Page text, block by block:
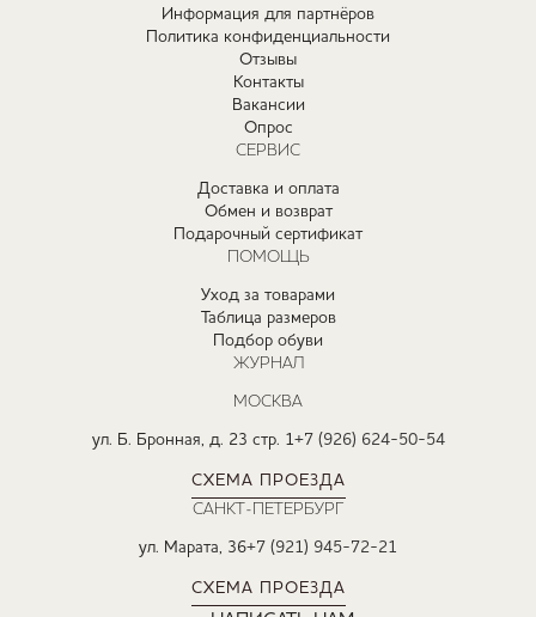
Информация для партнёров
Политика конфиденциальности
Отзывы
Контакты
Вакансии
Опрос
СЕРВИС
Доставка и оплата
Обмен и возврат
Подарочный сертификат
ПОМОЩЬ
Уход за товарами
Таблица размеров
Подбор обуви
ЖУРНАЛ
МОСКВА
ул. Б. Бронная, д. 23 стр. 1+7 (926) 624-50-54
СХЕМА ПРОЕЗДА
САНКТ-ПЕТЕРБУРГ
ул. Марата, 36+7 (921) 945-72-21
СХЕМА ПРОЕЗДА